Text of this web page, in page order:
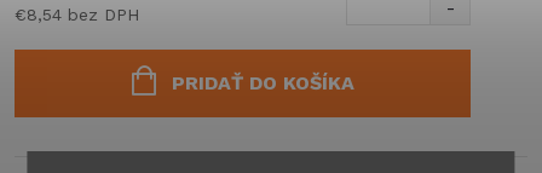
€8,54 bez DPH
PRIDAŤ DO KOŠÍKA